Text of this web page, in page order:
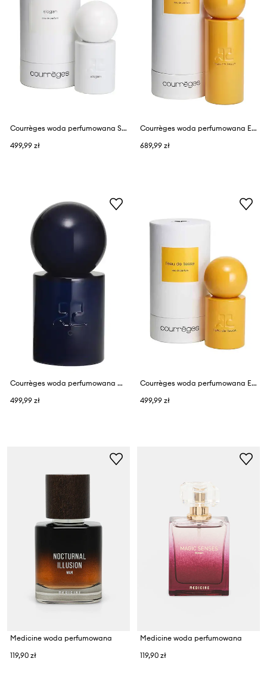
Courrèges woda perfumowana SLOGAN EDP 50 ML
499,99 zł
Courrèges woda perfumowana EAU DE LIESSE EDP 100 ML
689,99 zł
Courrèges woda perfumowana C EDP 50 ML
499,99 zł
Courrèges woda perfumowana EAU DE LIESSE EDP 50 ML
499,99 zł
Medicine woda perfumowana
119,90 zł
Medicine woda perfumowana
119,90 zł